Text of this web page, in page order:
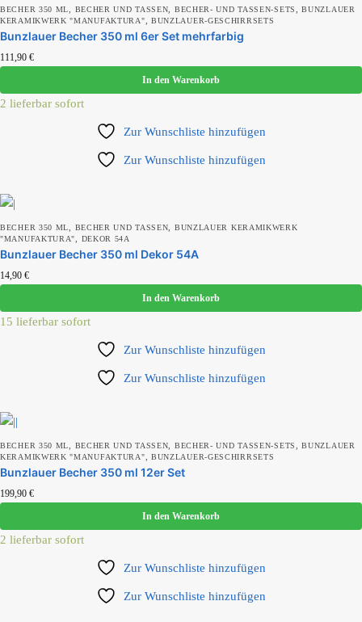
Produkt Kollektion
Produkt Motiv
BECHER 350 ML, BECHER UND TASSEN, BECHER- UND TASSEN-SETS,BUNZLAUER
KERAMIKWERK "MANUFAKTURA", BUNZLAUER-GESCHIRRSETS
Bunzlauer Becher 350 ml 6er Set mehrfarbig
111,90 €
In den Warenkorb
2 lieferbar sofort
Zur Wunschliste hinzufügen
Zur Wunschliste hinzufügen
BECHER 350 ML, BECHER UND TASSEN, BUNZLAUER KERAMIKWERK
"MANUFAKTURA", DEKOR 54A
Bunzlauer Becher 350 ml Dekor 54A
14,90 €
In den Warenkorb
15 lieferbar sofort
Zur Wunschliste hinzufügen
Zur Wunschliste hinzufügen
BECHER 350 ML, BECHER UND TASSEN, BECHER- UND TASSEN-SETS,BUNZLAUER
KERAMIKWERK "MANUFAKTURA", BUNZLAUER-GESCHIRRSETS
Bunzlauer Becher 350 ml 12er Set
199,90 €
In den Warenkorb
2 lieferbar sofort
Zur Wunschliste hinzufügen
Zur Wunschliste hinzufügen